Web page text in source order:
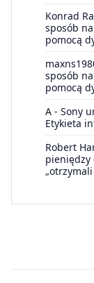
Konrad
sposób
pomocą
sposób
pomocą
A - Sony
Etykieta
Robert
pieniędzy
„otrzymali